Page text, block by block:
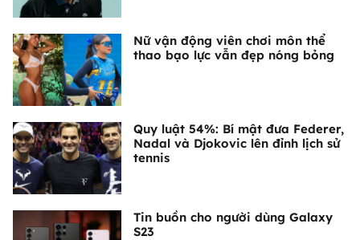
Nữ vận động viên chơi môn thể
thao bạo lực vẫn đẹp nóng bỏng
Quy luật 54%: Bí mật đưa Federer,
Nadal và Djokovic lên đỉnh lịch sử
tennis
Tin buồn cho người dùng Galaxy
S23